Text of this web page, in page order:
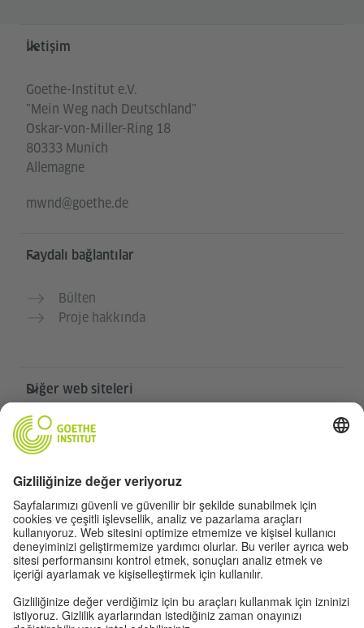
Service- und Informationsbereich
İletişim
Goethe-Institut e.V.
"Mein Weg nach Deutschland"
Oskar-von-Miller-Ring 18
80333 Munich
Allemagne
mwnd@goethe.de
Faydalı bağlantılar
Bülten
Proje hakkında
Diğer web siteleri
Community „Deutsch für dich“
Öğretmen portalı “Deutschstunde”
Gizlilik ve erişilebilirlik
Gizlilik ayarları
Erişilebilirlik